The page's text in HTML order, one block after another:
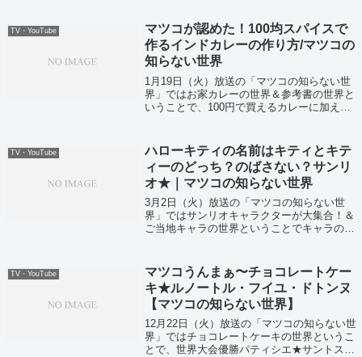
TV・YouTube
マツコが認めた！100均スパイスで
作るインドカレーの作り方/マツコの
知らない世界
1月19日（火）放送の「マツコの知らない世
界」ではお家カレーの世界＆参考書の世界と
いうことで、100円で買えるカレーに加える
TV・YouTube
ハローキティの名前はキティとキテ
ィーのどっち？のばさない？サンリ
オ★｜マツコの知らない世界
3月2日（火）放送の「マツコの知らない世
界」ではサンリオキャラクターが大集合！＆
ご当地キャラの世界ということでキャラの渋
TV・YouTube
マツコうんまぁ〜チョコレートケー
キ★ルノートル・フイユ・ドトンヌ
【マツコの知らない世界】
12月22日（火）放送の「マツコの知らない世
界」ではチョコレートケーキの世界というこ
とで、世界大会優勝パティシエ★サントス・